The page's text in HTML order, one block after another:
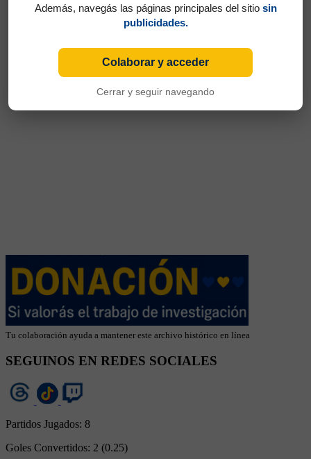
Tu colaboración ayuda a mantener este archivo histórico en línea
SEGUINOS EN REDES SOCIALES
Partidos Jugados: 8
Goles Convertidos: 2 (0.25)
Además, navegás las páginas principales del sitio sin
publicidades.
Colaborar y acceder
Cerrar y seguir navegando